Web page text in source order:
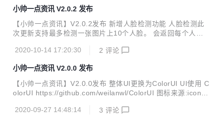
和Hex）及其在图片中的占比 点击识别结果的颜色块可以得到
RGB 和 HEX 穿衣搭配 颜色识别
小帅一点资讯 V2.0.2 发布
【小帅一点资讯】V2.0.2发布 新增人脸检测功能 人脸检测此
次更新支持最多检测一张图片上10个人脸。 会返回每个人脸
戴眼镜，情绪等。 是否佩戴口罩也是可以显示的。但是由于U
小表帝-手别识别，目前只能返回手表品牌大类名称和置信
度。 小帅是整理了120个手表品牌，细分19386个手表型号。
目前CV二级分类的比较少，小帅也会尝试飞浆训练，以达到
最佳的效果让各位亲们体验。 手表名称、品牌类别、价格、型
号以这几个方向进行数据回显
2020-10-14 17:20:30 2 评论
小帅一点资讯 V2.0.0 发布
【小帅一点资讯】V2.0.0发布 整体UI更换为ColorUI UI使用 C
olorUI https://github.com/weilanwl/ColorUI 图标来源:iconfr
帅 进行在线反馈哦
2020-09-27 14:48:14 3 评论